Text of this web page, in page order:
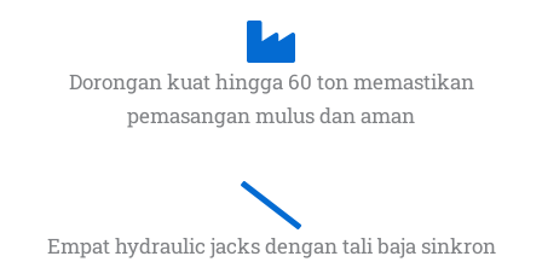
Dorongan kuat hingga 60 ton memastikan
pemasangan mulus dan aman
Empat hydraulic jacks dengan tali baja sinkron